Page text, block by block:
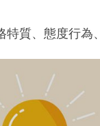
質、態度行為